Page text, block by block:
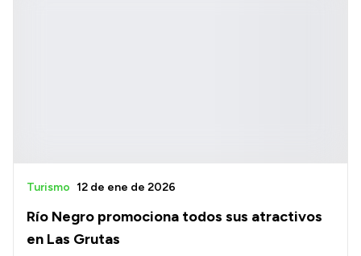
Río Negro promociona todos sus atractivos
en Las Grutas
Turismo 12 de ene de 2026